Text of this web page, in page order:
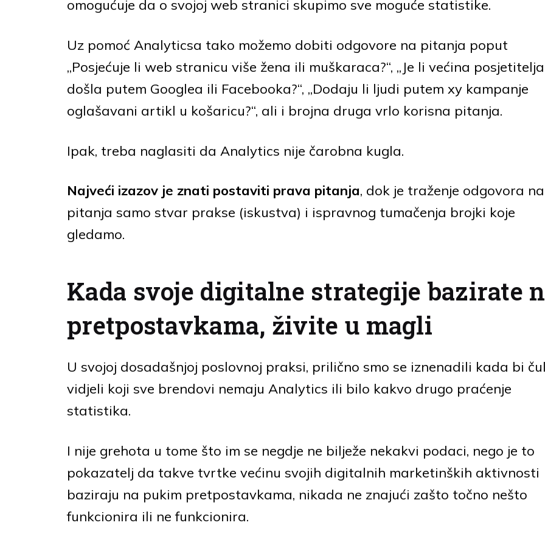
omogućuje da o svojoj web stranici skupimo sve moguće statistike.
Uz pomoć Analyticsa tako možemo dobiti odgovore na pitanja poput
„Posjećuje li web stranicu više žena ili muškaraca?“, „Je li većina posjetitelja
došla putem Googlea ili Facebooka?“, „Dodaju li ljudi putem xy kampanje
oglašavani artikl u košaricu?“, ali i brojna druga vrlo korisna pitanja.
Ipak, treba naglasiti da Analytics nije čarobna kugla.
Najveći izazov je znati postaviti prava pitanja, dok je traženje odgovora
pitanja samo stvar prakse (iskustva) i ispravnog tumačenja brojki koje
gledamo.
Kada svoje digitalne strategije bazirate
pretpostavkama, živite u magli
U svojoj dosadašnjoj poslovnoj praksi, prilično smo se iznenadili kada bi
vidjeli koji sve brendovi nemaju Analytics ili bilo kakvo drugo praćenje
statistika.
I nije grehota u tome što im se negdje ne bilježe nekakvi podaci, nego je to
pokazatelj da takve tvrtke većinu svojih digitalnih marketinških aktivnosti
baziraju na pukim pretpostavkama, nikada ne znajući zašto točno nešto
funkcionira ili ne funkcionira.